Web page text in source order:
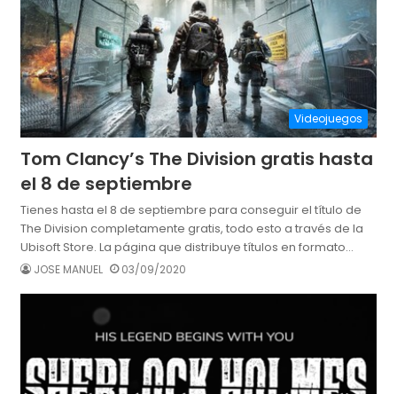
Videojuegos
Tom Clancy’s The Division gratis hasta
el 8 de septiembre
Tienes hasta el 8 de septiembre para conseguir el título de
The Division completamente gratis, todo esto a través de la
Ubisoft Store. La página que distribuye títulos en formato…
JOSE MANUEL 03/09/2020